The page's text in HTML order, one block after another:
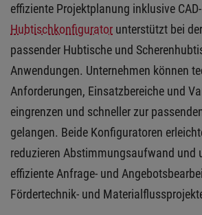
effiziente Projektplanung inklusive
Hubtischkonfigurator unterstützt bei
passender Hubtische und
Anwendungen. Unternehmen können
Anforderungen, Einsatzbereiche und
eingrenzen und schneller zur
gelangen. Beide Konfiguratoren
reduzieren Abstimmungsaufwand und
effiziente Anfrage- und
Fördertechnik- und